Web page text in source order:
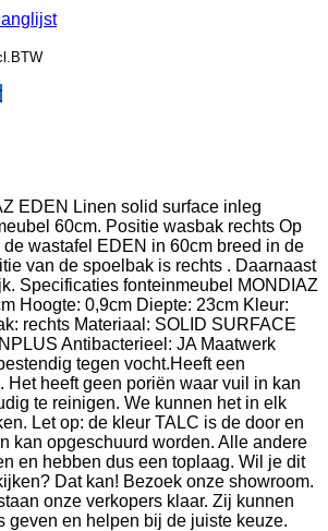
EDEN Linen solid surface inleg
60cm. Positie wasbak rechts Op
wastafel EDEN in 60cm breed in de
van de spoelbak is rechts . Daarnaast
Specificaties fonteinmeubel MONDIAZ
Hoogte: 0,9cm Diepte: 23cm Kleur:
rechts Materiaal: SOLID SURFACE
Antibacterieel: JA Maatwerk
tegen vocht.Heeft een
Het heeft geen poriën waar vuil in kan
te reinigen. We kunnen het in elk
Let op: de kleur TALC is de door en
kan opgeschuurd worden. Alle andere
en hebben dus een toplaag. Wil je dit
Dat kan! Bezoek onze showroom.
onze verkopers klaar. Zij kunnen
geven en helpen bij de juiste keuze.